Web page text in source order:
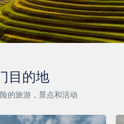
目的地
的旅游，景点和活动